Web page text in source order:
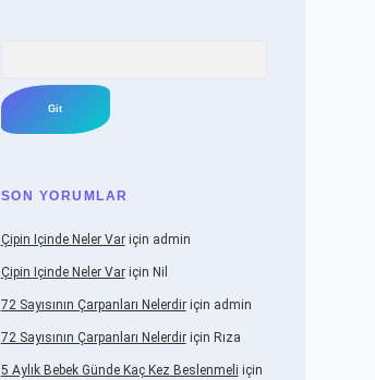
SON YORUMLAR
Çipin Içinde Neler Variçin admin
Çipin Içinde Neler Variçin Nil
72 Sayısının Çarpanları Nelerdiriçin admin
72 Sayısının Çarpanları Nelerdiriçin Rıza
5 Aylık Bebek Günde Kaç Kez Beslenmeli için